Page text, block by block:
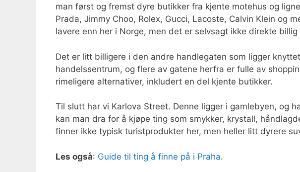
man først og fremst dyre butikker fra kjente motehus og
Prada, Jimmy Choo, Rolex, Gucci, Lacoste, Calvin Klein og
lavere enn her i Norge, men det er selvsagt ikke direkte billig
Det er litt billigere i den andre handlegaten som ligger
handelssentrum, og flere av gatene herfra er fulle av
rimeligere alternativer, inkludert en del kjente butikker.
Til slutt har vi Karlova Street. Denne ligger i gamlebyen, og
kan man dra for å kjøpe ting som smykker, krystall,
finner ikke typisk turistprodukter her, men heller litt dyrere
Les også: Guide til ting å finne på i Praha.